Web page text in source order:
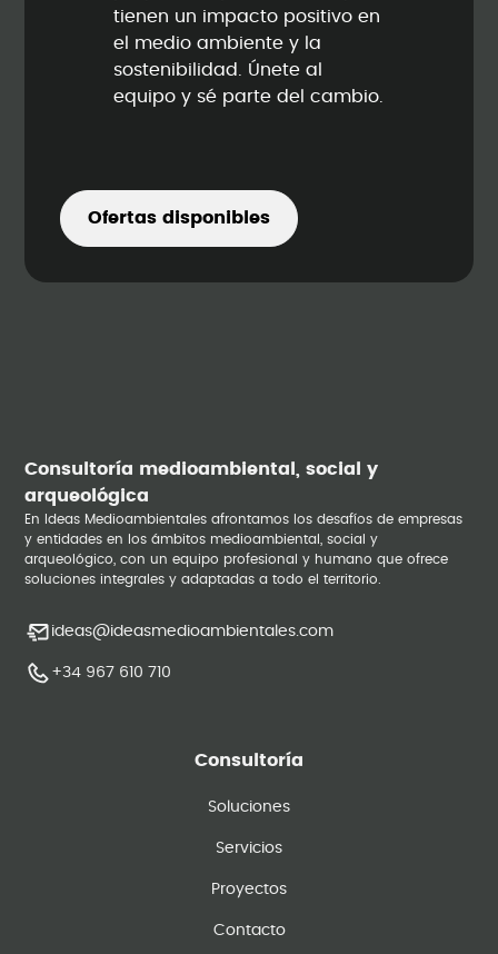
tienen un impacto positivo en
el medio ambiente y la
sostenibilidad. Únete al
equipo y sé parte del cambio.
Ofertas disponibles
Consultoría medioambiental, social y
arqueológica
En Ideas Medioambientales afrontamos los desafíos de empresas
y entidades en los ámbitos medioambiental, social y
arqueológico, con un equipo profesional y humano que ofrece
soluciones integrales y adaptadas a todo el territorio.
ideas@ideasmedioambientales.com
+34 967 610 710
Consultoría
Soluciones
Servicios
Proyectos
Contacto